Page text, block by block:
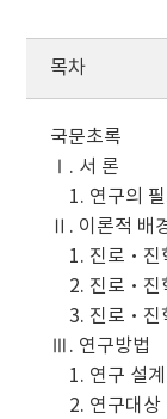
목차
국문초록
Ⅰ. 서 론
1. 연구의 필
Ⅱ. 이론적 배
1. 진로·진
2. 진로·진
3. 진로·진
Ⅲ. 연구방법
1. 연구 설계
2. 연구대상